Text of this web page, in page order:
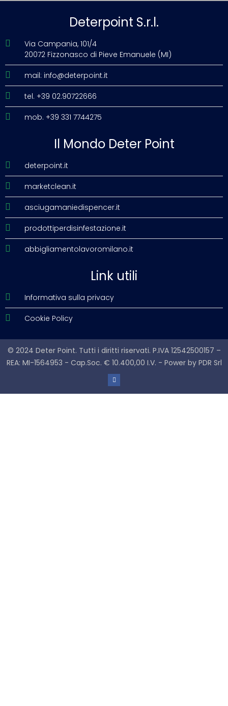
Deterpoint S.r.l.
Via Campania, 101/4
20072 Fizzonasco di Pieve Emanuele (MI)
mail: info@deterpoint.it
tel. +39 02.90722666
mob. +39 331 7744275
Il Mondo Deter Point
deterpoint.it
marketclean.it
asciugamaniedispencer.it
prodottiperdisinfestazione.it
abbigliamentolavoromilano.it
Link utili
Informativa sulla privacy
Cookie Policy
© 2024 Deter Point. Tutti i diritti riservati. P.IVA 12542500157 –
REA: MI-1564953 - Cap.Soc. € 10.400,00 I.V. - Power by PDR Srl